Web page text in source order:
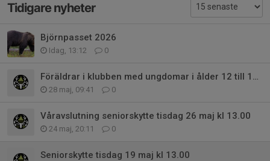
Tidigare nyheter
Björnpasset 2026
Idag, 13:12 0
Föräldrar i klubben med ungdomar i ålder 12 till 15 år.
28 maj, 09:41 0
Våravslutning seniorskytte tisdag 26 maj kl 13.00
24 maj, 20:11 0
Seniorskytte tisdag 19 maj kl 13.00